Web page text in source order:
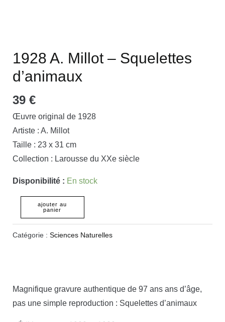
1928 A. Millot – Squelettes
d’animaux
39 €
Œuvre original de 1928
Artiste : A. Millot
Taille : 23 x 31 cm
Collection : Larousse du XXe siècle
Disponibilité : En stock
ajouter au
panier
Catégorie : Sciences Naturelles
Magnifique gravure authentique de 97 ans ans d’âge,
pas une simple reproduction : Squelettes d’animaux